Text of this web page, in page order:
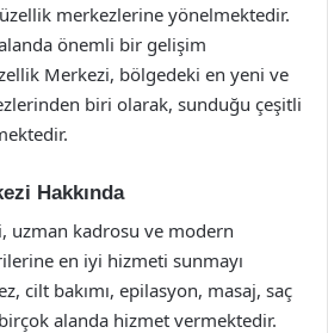
merkezlerine yönelmektedir.
önemli bir gelişim
Merkezi, bölgedeki en yeni ve
biri olarak, sunduğu çeşitli
Hakkında
uzman kadrosu ve modern
en iyi hizmeti sunmayı
cilt bakımı, epilasyon, masaj, saç
alanda hizmet vermektedir.